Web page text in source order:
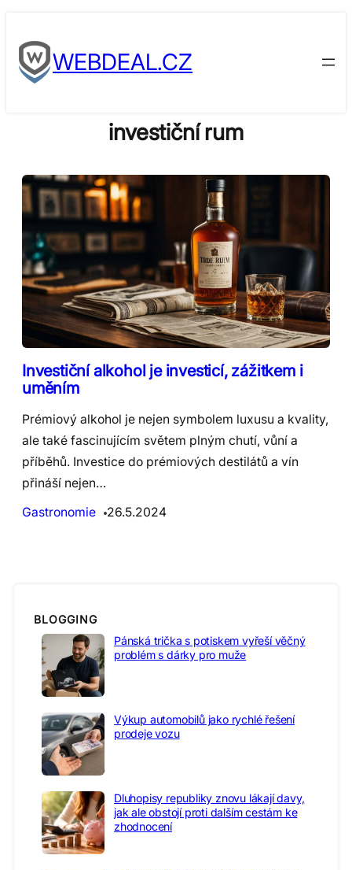
to
contentWEBDEAL.CZ
investiční rum
Investiční alkohol je investicí, zážitkem i
uměním
Prémiový alkohol je nejen symbolem luxusu a kvality,
ale také fascinujícím světem plným chutí, vůní a
příběhů. Investice do prémiových destilátů a vín
přináší nejen…
Gastronomie
26.5.2024
BLOGGING
Pánská trička s potiskem vyřeší věčný
problém s dárky pro muže
Výkup automobilů jako rychlé řešení
prodeje vozu
Dluhopisy republiky znovu lákají davy,
jak ale obstojí proti dalším cestám ke
zhodnocení